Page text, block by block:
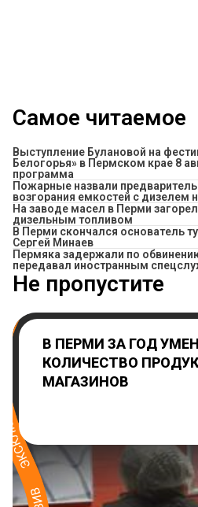
Самое читаемое
Выступление Булановой на
Белогорья» в Пермском крае 8
программа
Пожарные назвали
возгорания емкостей с дизелем
На заводе масел в Перми
дизельным топливом
В Перми скончался основатель
Сергей Минаев
Пермяка задержали по
передавал иностранным
Не пропустите
В ПЕРМИ ЗА ГОД
КОЛИЧЕСТВО
МАГАЗИНОВ